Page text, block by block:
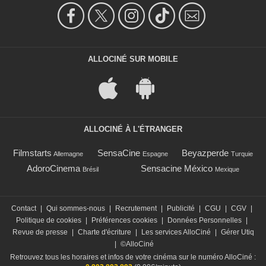
ALLOCINÉ SUR MOBILE
ALLOCINÉ À L'ÉTRANGER
Filmstarts Allemagne SensaCine Espagne Beyazperde Turquie
AdoroCinema Brésil Sensacine México Mexique
Contact Qui sommes-nous Recrutement Publicité CGU CGV
Politique de cookies
Préférences cookies Données Personnelles
Revue de presse
Charte d'écriture Les services AlloCiné
Gérer Utiq
©AlloCiné
Retrouvez tous les horaires et infos de votre cinéma sur le numéro AlloCiné :